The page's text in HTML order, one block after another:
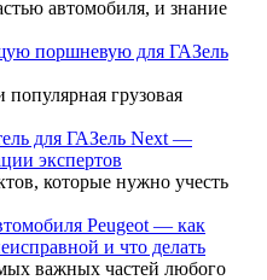
автомобиля, и знание
поршневую для ГАЗель
грузовая
для ГАЗель Next —
экспертов
которые нужно учесть
Peugeot — как
и что делать
важных частей любого